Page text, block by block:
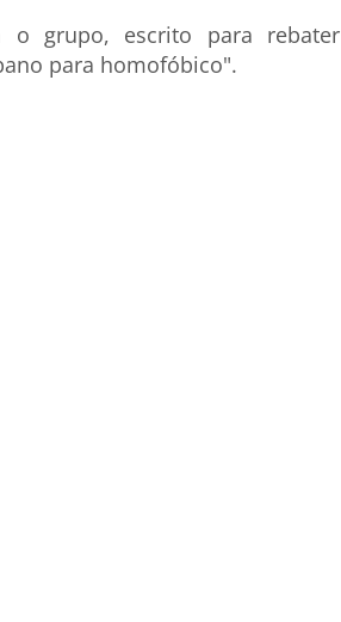
grupo, escrito para rebater
para homofóbico".